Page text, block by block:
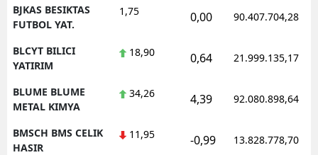
BJKAS BESIKTAS
FUTBOL YAT.
1,75 0,00 90.407.704,28
BLCYT BILICI
YATIRIM
18,90 0,64 21.999.135,17
BLUME BLUME
METAL KIMYA
34,26 4,39 92.080.898,64
BMSCH BMS CELIK
HASIR
11,95 -0,99 13.828.778,70